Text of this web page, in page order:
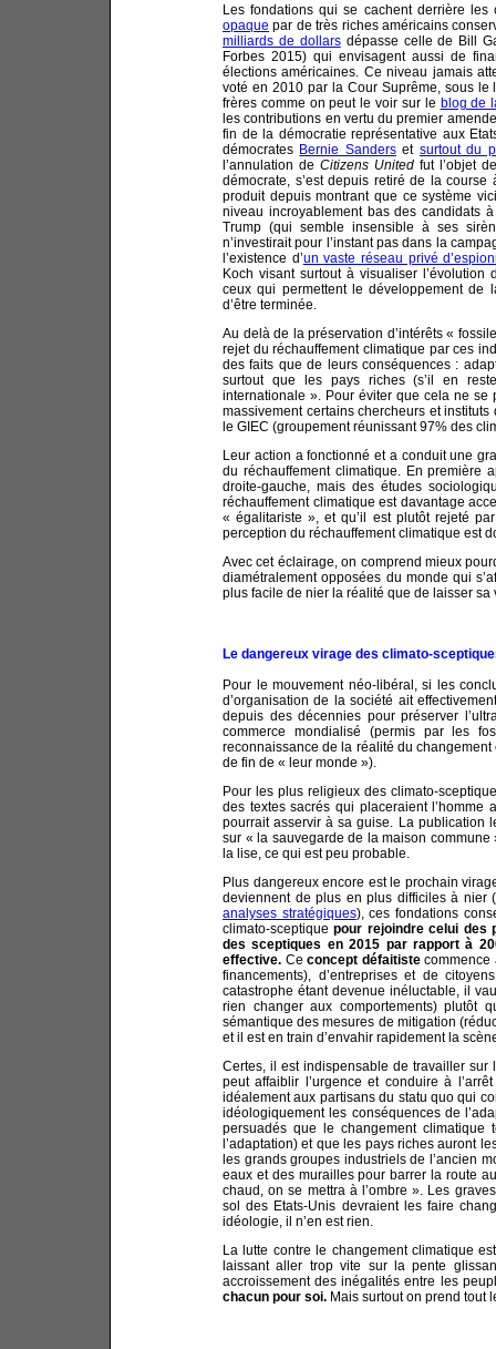
Les fondations qui se cachent derrière
opaque par de très riches américains
milliards de dollarsdépasse celle de Bill
Forbes 2015) qui envisagent aussi de
élections américaines. Ce niveau jamais
voté en 2010 par la Cour Suprême, sous
frères comme on peut le voir sur le blog de
les contributions en vertu du premier
fin de la démocratie représentative aux
démocrates Bernie Sanderset surtout du
l’annulation de Citizens Unitedfut l’objet
démocrate, s’est depuis retiré de la
produit depuis montrant que ce système
niveau incroyablement bas des candidats
Trump (qui semble insensible à ses
n’investirait pour l’instant pas dans la
l’existence d’un vaste réseau privé
Koch visant surtout à visualiser l’évolution
ceux qui permettent le développement de
d’être terminée.
Au delà de la préservation d’intérêts «
rejet du réchauffement climatique par ces
des faits que de leurs conséquences :
surtout que les pays riches (s’il en
internationale ». Pour éviter que cela ne se
massivement certains chercheurs et
le GIEC (groupement réunissant 97% des
Leur action a fonctionné et a conduit une
du réchauffement climatique. En première
droite-gauche, mais des études
réchauffement climatique est davantage
« égalitariste », et qu’il est plutôt rejeté
perception du réchauffement climatique est
Avec cet éclairage, on comprend mieux
diamétralement opposées du monde qui
plus facile de nier la réalité que de laisser
Le dangereux virage des climato-
Pour le mouvement néo-libéral, si les
d’organisation de la société ait
depuis des décennies pour préserver
commerce mondialisé (permis par les
reconnaissance de la réalité du
de fin de « leur monde »).
Pour les plus religieux des climato-
des textes sacrés qui placeraient l’homme
pourrait asservir à sa guise. La publication
sur « la sauvegarde de la maison commune
la lise, ce qui est peu probable.
Plus dangereux encore est le prochain
deviennent de plus en plus difficiles à nier (
analyses stratégiques), ces fondations
climato-sceptiquepour rejoindre celui des
des sceptiques en 2015 par rapport à
effective. Ce concept défaitistecommence
financements), d’entreprises et de
catastrophe étant devenue inéluctable, il
rien changer aux comportements) plutôt
sémantique des mesures de mitigation
et il est en train d’envahir rapidement la
Certes, il est indispensable de travailler
peut affaiblir l’urgence et conduire à
idéalement aux partisans du statu quo qui
idéologiquement les conséquences de
persuadés que le changement climatique
l’adaptation) et que les pays riches auront
les grands groupes industriels de l’ancien
eaux et des murailles pour barrer la route
chaud, on se mettra à l’ombre ». Les
sol des Etats-Unis devraient les faire
idéologie, il n’en est rien.
La lutte contre le changement climatique
laissant aller trop vite sur la pente
accroissement des inégalités entre les
chacun pour soi. Mais surtout on prend tout